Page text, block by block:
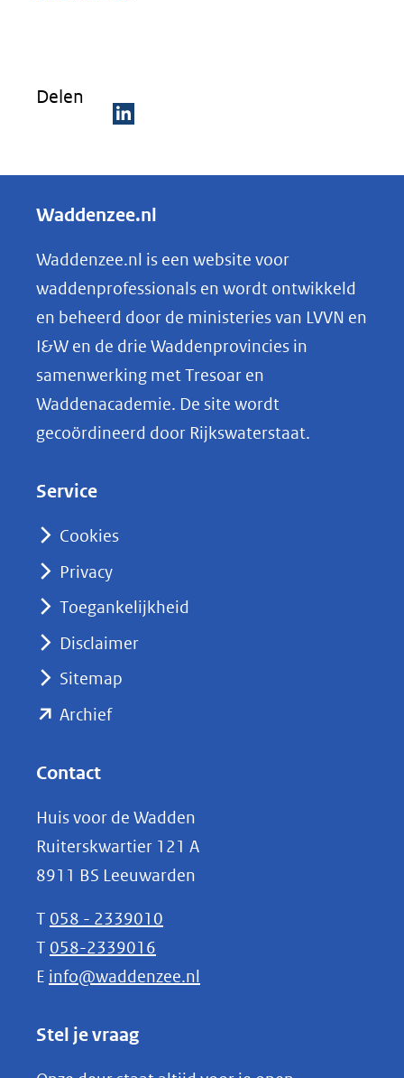
(verwijst
website)
Delen
e
e
n
o
p
k
e
nieuw
naar
Waddenzee.nl
Waddenzee.nl is een website voor
waddenprofessionals en wordt ontwikkeld
en beheerd door de ministeries van LVVN en
I&W en de drie Waddenprovincies in
samenwerking met Tresoar en
Waddenacademie. De site wordt
gecoördineerd door Rijkswaterstaat.
Service
Cookies
Privacy
Toegankelijkheid
Disclaimer
Sitemap
Archief(opent
(verwijst
naar
een
andere
website)
Contact
Huis voor de Wadden
Ruiterskwartier 121 A
8911 BS Leeuwarden
T 058 - 2339010
T 058-2339016
E info@waddenzee.nl
Stel je vraag